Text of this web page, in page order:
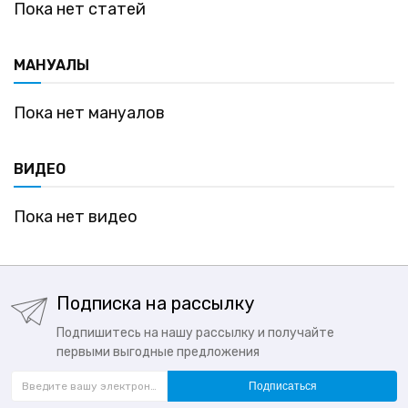
Пока нет статей
МАНУАЛЫ
Пока нет мануалов
ВИДЕО
Пока нет видео
Подписка на рассылку
Подпишитесь на нашу рассылку и получайте
первыми выгодные предложения
Подписаться